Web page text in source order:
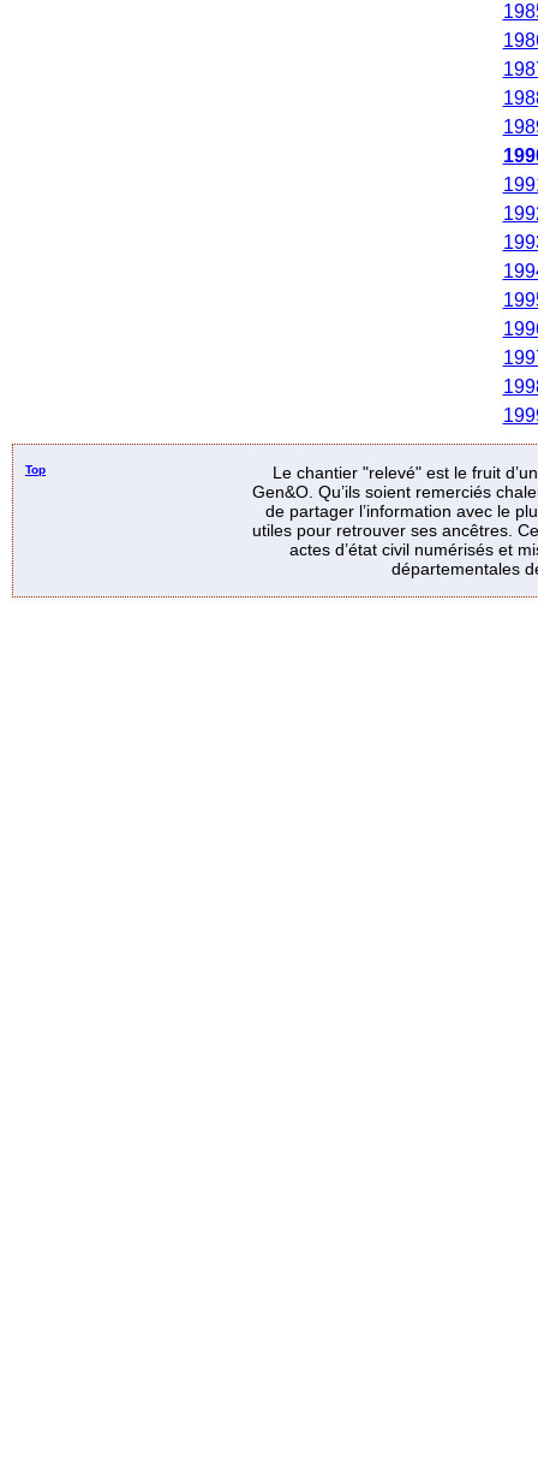
Top
Le chantier "relevé" est le fruit
Gen&O. Qu’ils soient remerciés
de partager l’information avec le
utiles pour retrouver ses ancêtres.
actes d’état civil numérisés et
départementales